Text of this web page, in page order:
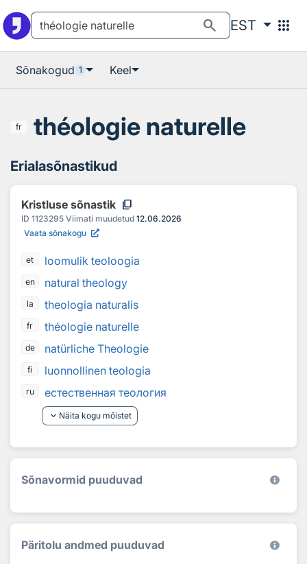
search EST apps
Sõnakogud 1 Keel
fr théologie naturelle
Erialasõnastikud
Kristluse sõnastik content_copy
ID 1123295 Viimati muudetud 12.06.2026
Vaata sõnakogu
et loomulik teoloogia
en natural theology
la theologia naturalis
fr théologie naturelle
de natürliche Theologie
fi luonnollinen teologia
ru
естественная теология
keyboard_arrow_down Näita kogu mõistet
Sõnavormid puuduvad
Päritolu andmed puuduvad